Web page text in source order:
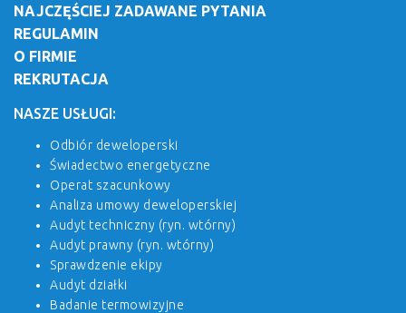
NAJCZĘŚCIEJ ZADAWANE PYTANIA
REGULAMIN
O FIRMIE
REKRUTACJA
NASZE USŁUGI:
Odbiór deweloperski
Świadectwo energetyczne
Operat szacunkowy
Analiza umowy deweloperskiej
Audyt techniczny (ryn. wtórny)
Audyt prawny (ryn. wtórny)
Sprawdzenie ekipy
Audyt działki
Badanie termowizyjne